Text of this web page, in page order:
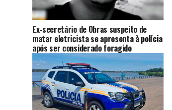
Ex-secretário de Obras suspeito de
matar eletricista se apresenta à polícia
após ser considerado foragido